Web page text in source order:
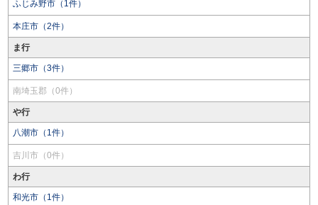
ふじみ野市（1件）
本庄市（2件）
ま行
三郷市（3件）
南埼玉郡（0件）
や行
八潮市（1件）
吉川市（0件）
わ行
和光市（1件）